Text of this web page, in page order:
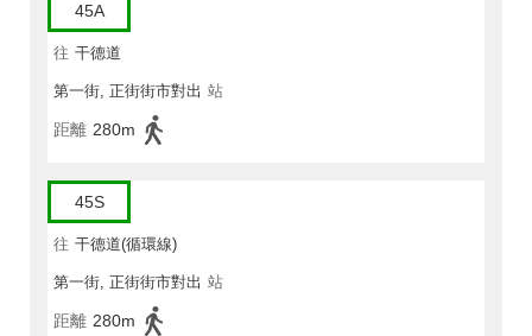
45A
往 干德道
第一街, 正街街市對出 站
距離 280m
45S
往 干德道(循環線)
第一街, 正街街市對出 站
距離 280m